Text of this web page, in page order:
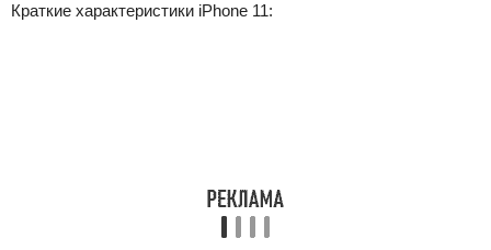
Краткие характеристики iPhone 11: